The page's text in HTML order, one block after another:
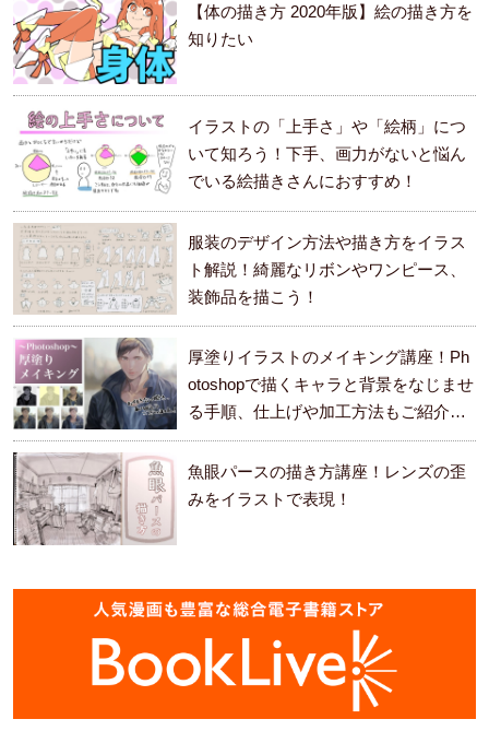
【体の描き方 2020年版】絵の描き方を
知りたい
イラストの「上手さ」や「絵柄」につ
いて知ろう！下手、画力がないと悩ん
でいる絵描きさんにおすすめ！
服装のデザイン方法や描き方をイラス
ト解説！綺麗なリボンやワンピース、
装飾品を描こう！
厚塗りイラストのメイキング講座！Ph
otoshopで描くキャラと背景をなじませ
る手順、仕上げや加工方法もご紹介し
ます。
魚眼パースの描き方講座！レンズの歪
みをイラストで表現！